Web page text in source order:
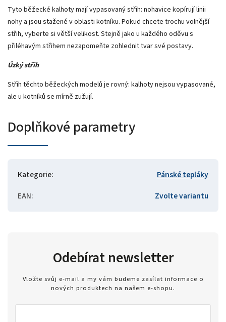
Tyto běžecké kalhoty mají vypasovaný střih: nohavice kopírují linii
nohy a jsou stažené v oblasti kotníku. Pokud chcete trochu volnější
střih, vyberte si větší velikost. Stejně jako u každého oděvu s
přiléhavým střihem nezapomeňte zohlednit tvar své postavy.
Úzký střih
Střih těchto běžeckých modelů je rovný: kalhoty nejsou vypasované,
ale u kotníků se mírně zužují.
Doplňkové parametry
Kategorie:
Pánské tepláky
EAN: Zvolte variantu
Odebírat newsletter
Vložte svůj e-mail a my vám budeme zasílat informace o
nových produktech na našem e-shopu.